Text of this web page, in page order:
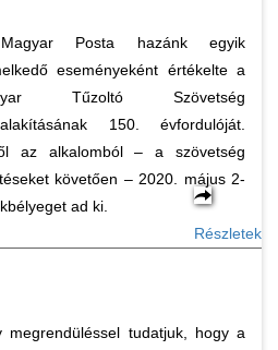
Posta hazánk egyik
eseményeként értékelte a
Tűzoltó Szövetség
150. évfordulóját.
az alkalomból – a szövetség
követően – 2020. május 2-
ad ki.
Részletek
megrendüléssel tudatjuk, hogy a